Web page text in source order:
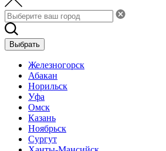
Выбрать
Железногорск
Абакан
Норильск
Уфа
Омск
Казань
Ноябрьск
Сургут